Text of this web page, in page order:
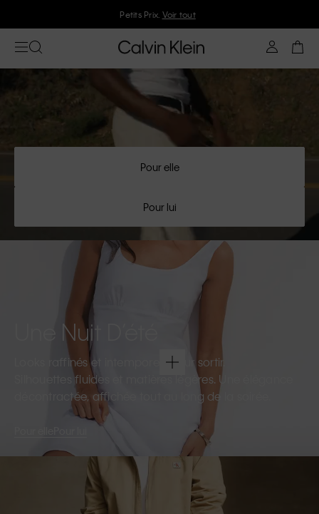
Rejoignez Calvin Klein et profitez de 10 % de réduction
Pour elle
Pour lui
Une Nuit D’été
Looks raffinés et intemporels pour sortir.
Silhouettes fluides et matières légères. Une élégance
décontractée, affichée tout au long de la soirée.